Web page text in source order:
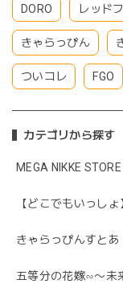
DORO レッド
きゃらっぴん
ついコレ FGO
カテゴリから探す
MEGA NIKKE
【どこでもいっし
きゃらっぴんすとあ
五等分の花嫁∽〜未